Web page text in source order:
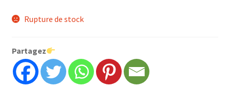
Rupture de stock
Partagez